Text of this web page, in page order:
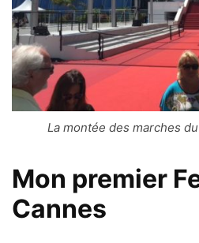
La montée des marches
Mon premier
Cannes